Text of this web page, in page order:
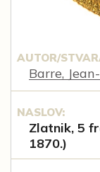
AUTOR/
Barre,
NASLOV:
Zlatnik, 5
1870.)